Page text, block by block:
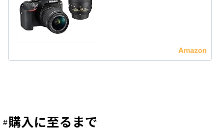
購入に至るまで